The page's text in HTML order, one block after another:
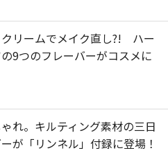
クリームでメイク直し?! ハー
9つのフレーバーがコスメに
れ。キルティング素材の三日
が「リンネル」付録に登場！